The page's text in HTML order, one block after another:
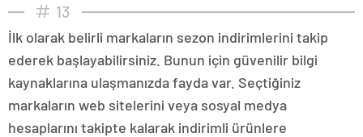
13
İlk olarak belirli markaların sezon indirimlerini takip
ederek başlayabilirsiniz. Bunun için güvenilir bilgi
kaynaklarına ulaşmanızda fayda var. Seçtiğiniz
markaların web sitelerini veya sosyal medya
hesaplarını takipte kalarak indirimli ürünlere